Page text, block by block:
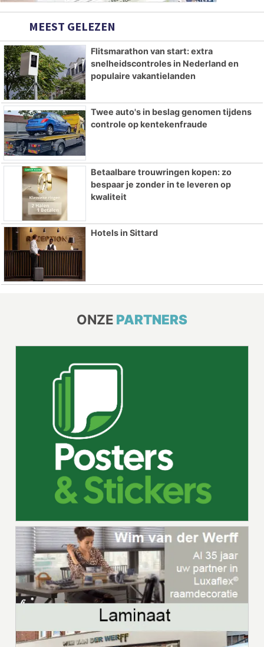
MEEST GELEZEN
Flitsmarathon van start: extra
snelheidscontroles in Nederland en
populaire vakantielanden
Twee auto's in beslag genomen tijdens
controle op kentekenfraude
Betaalbare trouwringen kopen: zo
bespaar je zonder in te leveren op
kwaliteit
Hotels in Sittard
ONZE PARTNERS